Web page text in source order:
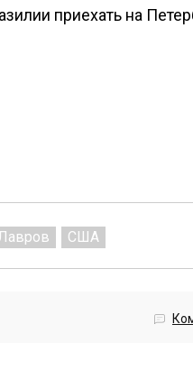
приехать на
США